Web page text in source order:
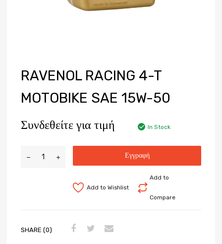
RAVENOL RACING 4-T
MOTOBIKE SAE 15W-50
Συνδεθείτε για τιμή In Stock
Εγγραφή
Add to
Compare
Add to Wishlist
SHARE (0)